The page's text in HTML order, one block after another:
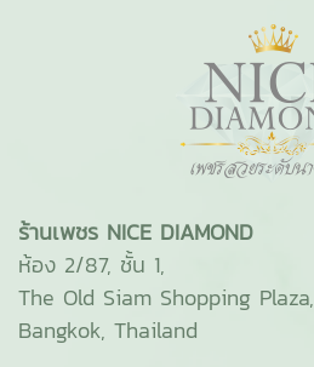
ร้านเพชร NICE DIAMOND
ห้อง 2/87, ชั้น 1,
The Old Siam Shopping Plaza,
Bangkok, Thailand